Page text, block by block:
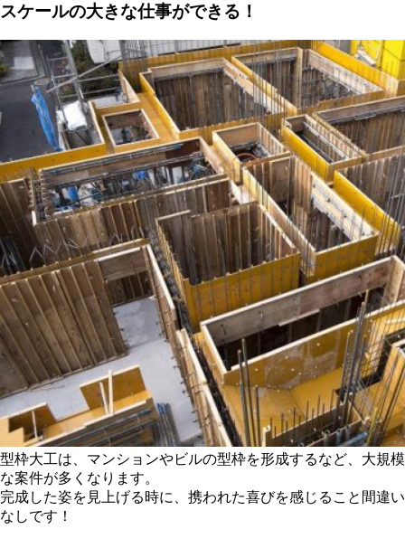
スケールの大きな仕事ができる！
型枠大工は、マンションやビルの型枠を形成するなど、大規模
な案件が多くなります。
完成した姿を見上げる時に、携われた喜びを感じること間違い
なしです！